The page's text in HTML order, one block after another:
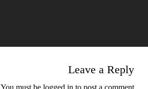
Leave a Reply